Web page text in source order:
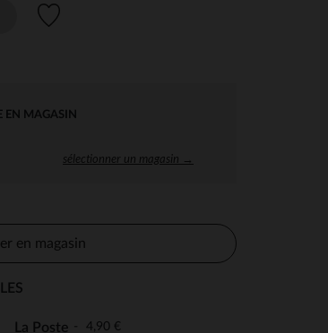
MAGASIN
sélectionner un magasin →
en magasin
La Poste 4,90 €